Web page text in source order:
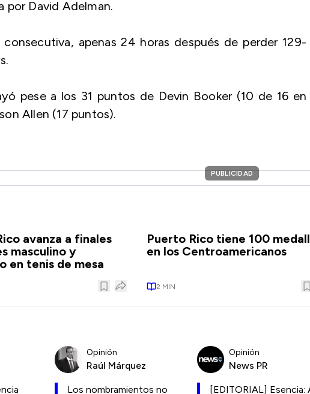
por David Adelman.
apenas 24 horas después de perder 129-
pese a los 31 puntos de Devin Booker (10 de 16 en
Allen (17 puntos).
PUBLICIDAD
avanza a finales
masculino y
en tenis de mesa
Puerto Rico tiene 100
en los Centroamericanos
2 MIN
Opinión
Raúl Márquez
Los nombramientos no
Opinión
News PR
[EDITORIAL] Esencia: